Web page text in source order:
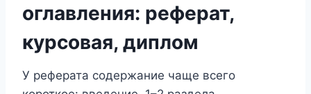
оглавления: реферат,
курсовая, диплом
У реферата содержание чаще всего